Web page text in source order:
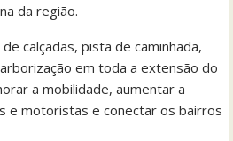
da região.
calçadas, pista de caminhada,
em toda a extensão do
a mobilidade, aumentar a
e motoristas e conectar os bairros